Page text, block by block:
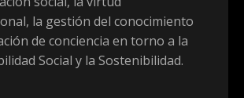
la gestión del conocimiento
de conciencia en torno a la
Social y la Sostenibilidad.